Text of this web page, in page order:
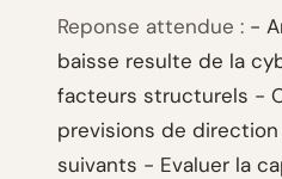
Reponse attendue : -
baisse resulte de la
facteurs structurels -
previsions de
suivants - Evaluer la